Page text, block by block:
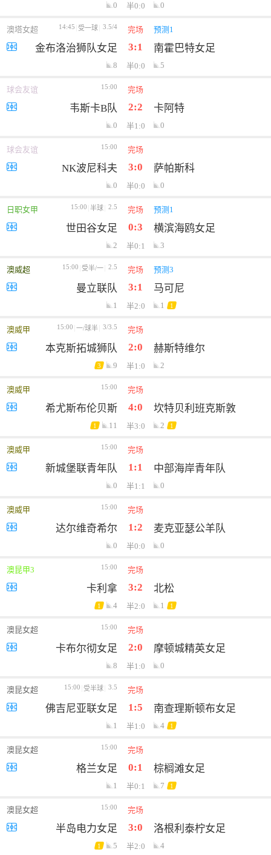
0 半0:0 0
澳塔女超 14:45 受一球 3.5/4 完场 预测1
金布洛治狮队女足 3:1 南霍巴特女足
8 半0:0 5
球会友谊 15:00 完场
韦斯卡B队 2:2 卡阿特
0 半1:0 0
球会友谊 15:00 完场
NK波尼科夫 3:0 萨帕斯科
0 半0:0 0
日职女甲 15:00 半球 2.5 完场 预测1
世田谷女足 0:3 横滨海鸥女足
2 半0:1 3
澳威超 15:00 受半/一 2.5 完场 预测3
曼立联队 3:1 马可尼
1 半2:0 1 1
澳威甲 15:00 一/球半 3/3.5 完场
本克斯拓城狮队 2:0 赫斯特维尔
3 9 半1:0 2
澳威甲 15:00 完场
希尤斯布伦贝斯 4:0 坎特贝利班克斯敦
1 11 半3:0 2 1
澳威甲 15:00 完场
新城堡联青年队 1:1 中部海岸青年队
0 半1:1 0
澳威甲 15:00 完场
达尔维奇希尔 1:2 麦克亚瑟公羊队
0 半0:0 0
澳昆甲3 15:00 完场
卡利拿 3:2 北松
1 4 半2:0 1 1
澳昆女超 15:00 完场
卡布尔彻女足 2:0 摩顿城精英女足
8 半1:0 0
澳昆女超 15:00 受半球 3.5 完场
佛吉尼亚联女足 1:5 南查理斯顿布女足
1 半1:0 4 1
澳昆女超 15:00 完场
格兰女足 0:1 棕榈滩女足
1 半0:1 7 1
澳昆女超 15:00 完场
半岛电力女足 3:0 洛根利泰柠女足
1 5 半2:0 4